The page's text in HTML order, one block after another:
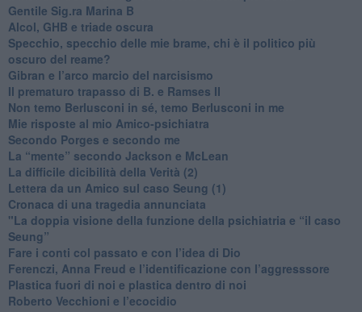
​Gentile Sig.ra Marina B
​Alcol, GHB e triade oscura
​Specchio, specchio delle mie brame, chi è il politico più
oscuro del reame?
​Gibran e l’arco marcio del narcisismo
​Il prematuro trapasso di B. e Ramses II
​Non temo Berlusconi in sé, temo Berlusconi in me
​Mie risposte al mio Amico-psichiatra
​Secondo Porges e secondo me
​La “mente” secondo Jackson e McLean
La difficile dicibilità della Verità (2)
​Lettera da un Amico sul caso Seung (1)
​Cronaca di una tragedia annunciata
"​La doppia visione della funzione della psichiatria e “il caso
Seung”
​Fare i conti col passato e con l’idea di Dio
​Ferenczi, Anna Freud e l’identificazione con l’aggresssore
Plastica fuori di noi e plastica dentro di noi
​Roberto Vecchioni e l’ecocidio